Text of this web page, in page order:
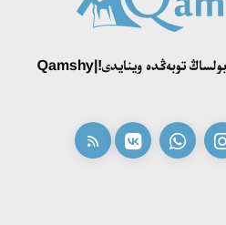
قامشى - ۇل بولساڭ قولىڭدا، قۇل بولساڭ توبەڭدە وينايدى!|Qamshy